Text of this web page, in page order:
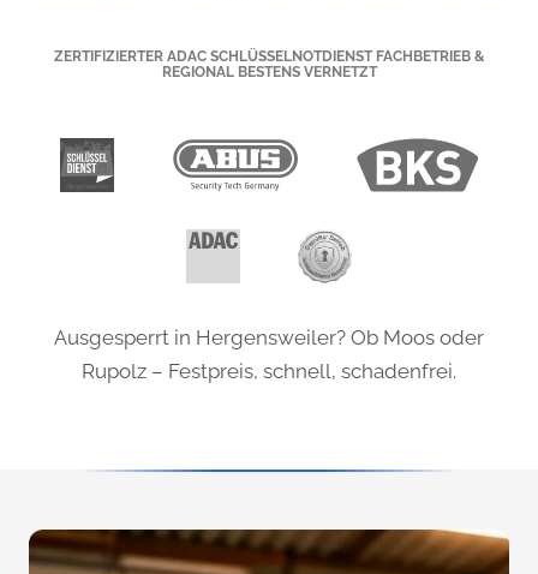
ZERTIFIZIERTER ADAC SCHLÜSSELNOTDIENST FACHBETRIEB &
REGIONAL BESTENS VERNETZT
Ausgesperrt in Hergensweiler? Ob Moos oder
Rupolz – Festpreis, schnell, schadenfrei.